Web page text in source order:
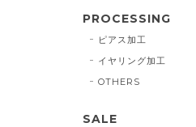
PROCESSING
ピアス加工
イヤリング加工
OTHERS
SALE